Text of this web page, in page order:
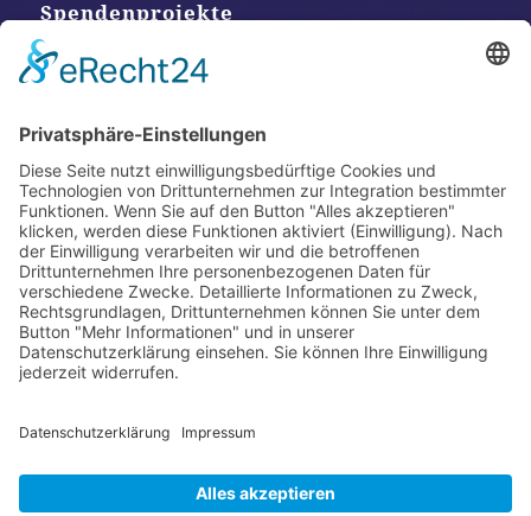
Spendenprojekte
Kontakt
Postanschrift
Traumkatzen e.V.
89231 Neu-Ulm